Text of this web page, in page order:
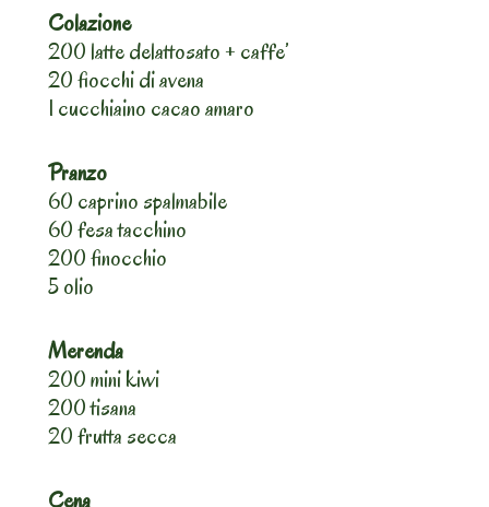
Colazione
200 latte delattosato + caffe’
20 fiocchi di avena
1 cucchiaino cacao amaro
Pranzo
60 caprino spalmabile
60 fesa tacchino
200 finocchio
5 olio
Merenda
200 mini kiwi
200 tisana
20 frutta secca
Cena